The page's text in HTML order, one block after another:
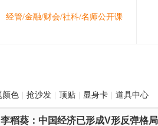
经管/金融/财会/社科/名师公开课
颜色 抢沙发 顶贴 显身卡 道具中心
李稻葵：中国经济已形成V形反弹格局